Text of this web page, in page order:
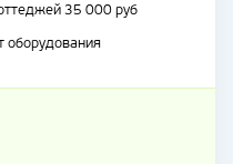
35 000 руб
оборудования